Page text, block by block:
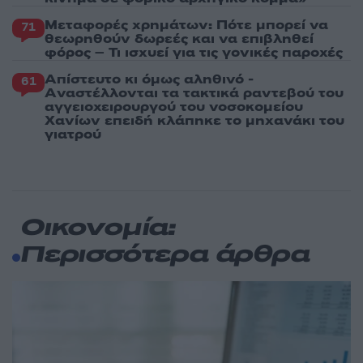
71 Μεταφορές χρημάτων: Πότε μπορεί να
θεωρηθούν δωρεές και να επιβληθεί
φόρος – Τι ισχυεί για τις γονικές παροχές
61 Απίστευτο κι όμως αληθινό -
Aναστέλλονται τα τακτικά ραντεβού του
αγγειοχειρουργού του νοσοκομείου
Χανίων επειδή κλάπηκε το μηχανάκι του
γιατρού
Οικονομία:
Περισσότερα άρθρα